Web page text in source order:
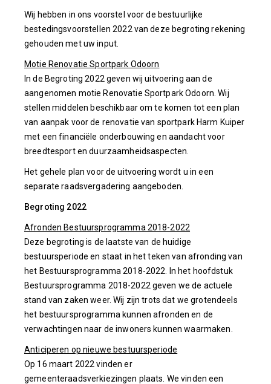
Wij hebben in ons voorstel voor de bestuurlijke
bestedingsvoorstellen 2022 van deze begroting rekening
gehouden met uw input.
Motie Renovatie Sportpark Odoorn
In de Begroting 2022 geven wij uitvoering aan de
aangenomen motie Renovatie Sportpark Odoorn. Wij
stellen middelen beschikbaar om te komen tot een plan
van aanpak voor de renovatie van sportpark Harm Kuiper
met een financiële onderbouwing en aandacht voor
breedtesport en duurzaamheidsaspecten.
Het gehele plan voor de uitvoering wordt u in een
separate raadsvergadering aangeboden.
Begroting 2022
Afronden Bestuursprogramma 2018-2022
Deze begroting is de laatste van de huidige
bestuursperiode en staat in het teken van afronding van
het Bestuursprogramma 2018-2022. In het hoofdstuk
Bestuursprogramma 2018-2022 geven we de actuele
stand van zaken weer. Wij zijn trots dat we grotendeels
het bestuursprogramma kunnen afronden en de
verwachtingen naar de inwoners kunnen waarmaken.
Anticiperen op nieuwe bestuursperiode
Op 16 maart 2022 vinden er
gemeenteraadsverkiezingen plaats. We vinden een